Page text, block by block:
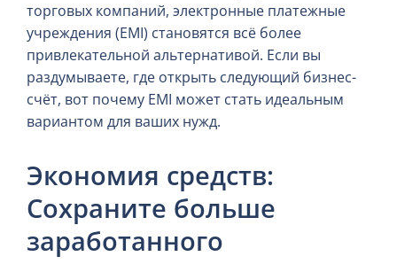
торговых компаний, электронные платежные
учреждения (EMI) становятся всё более
привлекательной альтернативой. Если вы
раздумываете, где открыть следующий бизнес-
счёт, вот почему EMI может стать идеальным
вариантом для ваших нужд.
Экономия средств:
Сохраните больше
заработанного